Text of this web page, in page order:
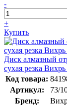
-
+
Купить
Диск алмазный
сухая резка
Код товара:
Артикул:
73/
Бренд: